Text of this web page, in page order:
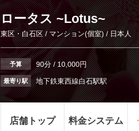
ロータス ~Lotus~
東区・白石区/マンション(個室)/ 日本人
予算 90分 / 10,000円
最寄り駅 地下鉄東西線白石駅駅
店舗トップ 料金システム